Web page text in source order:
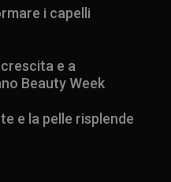
i capelli
e a
Beauty Week
e la pelle risplende